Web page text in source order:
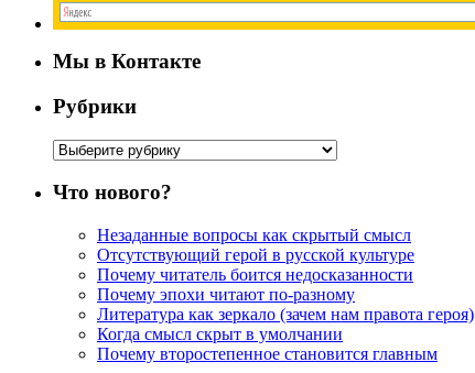
Мы в Контакте
Рубрики
Рубрики
Что нового?
Незаданные вопросы как скрытый смысл
Отсутствующий герой в русской культуре
Почему читатель боится недосказанности
Почему эпохи читают по-разному
Литература как зеркало (зачем нам правота героя)
Когда смысл скрыт в умолчании
Почему второстепенное становится главным